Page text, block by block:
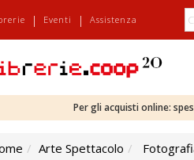
| Eventi | Assistenza
Per gli acquisti online:
Arte Spettacolo